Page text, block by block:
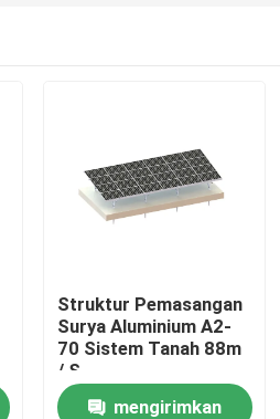
Struktur Pemasangan
Surya Aluminium A2-
70 Sistem Tanah 88m
/ S
mengirimkan